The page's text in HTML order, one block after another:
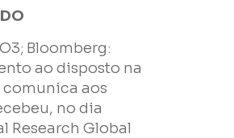
Bloomberg:
ao disposto na
comunica aos
no dia
Research Global